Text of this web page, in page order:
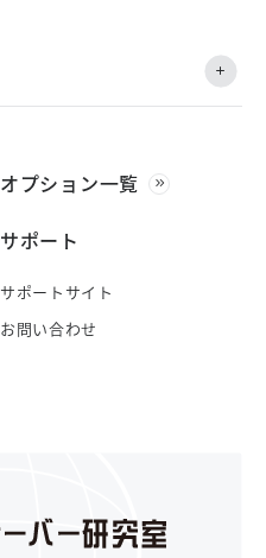
オプション一覧
サポート
サポートサイト
お問い合わせ